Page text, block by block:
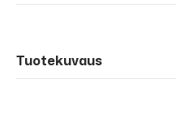
Tuotekuvaus